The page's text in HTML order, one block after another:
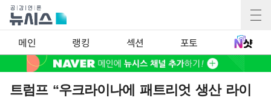
메인 랭킹 섹션 포토
트럼프 “우크라이나에 패트리엇 생산 라이